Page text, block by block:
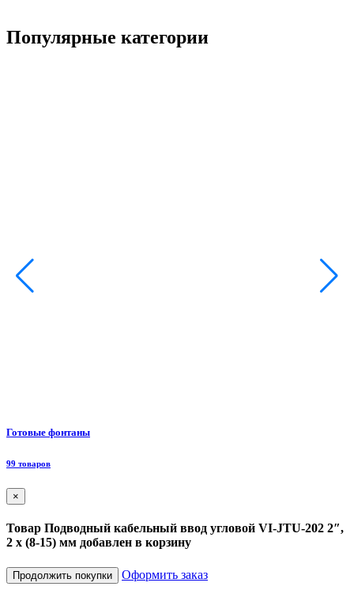
Популярные категории
Готовые фонтаны
99 товаров
×
Товар Подводный кабельный ввод угловой VI-JTU-202 2″,
2 x (8-15) мм добавлен в корзину
Продолжить покупки Оформить заказ